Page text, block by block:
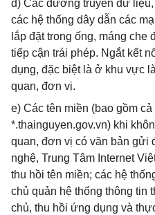
d) Các đường truyền dữ
các hệ thống dây dẫn các
lắp đặt trong ống, máng che
tiếp cận trái phép. Ngắt kết
dụng, đặc biệt là ở khu vực
quan, đơn vị.
e) Các tên miền (bao gồm cả
*.thainguyen.gov.vn) khi
quan, đơn vị có văn bản gửi
nghệ, Trung Tâm Internet
thu hồi tên miền; các hệ
chủ quản hệ thống thông tin
chủ, thu hồi ứng dụng và